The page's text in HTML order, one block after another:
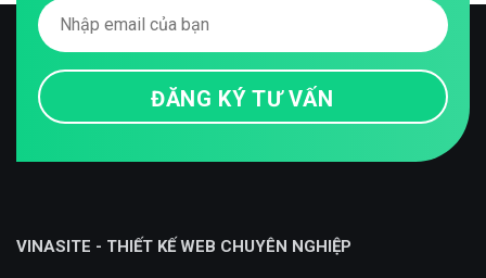
VINASITE - THIẾT KẾ WEB CHUYÊN NGHIỆP